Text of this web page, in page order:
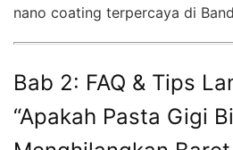
nano coating terpercaya di
Bab 2: FAQ & Tips
“Apakah Pasta Gigi